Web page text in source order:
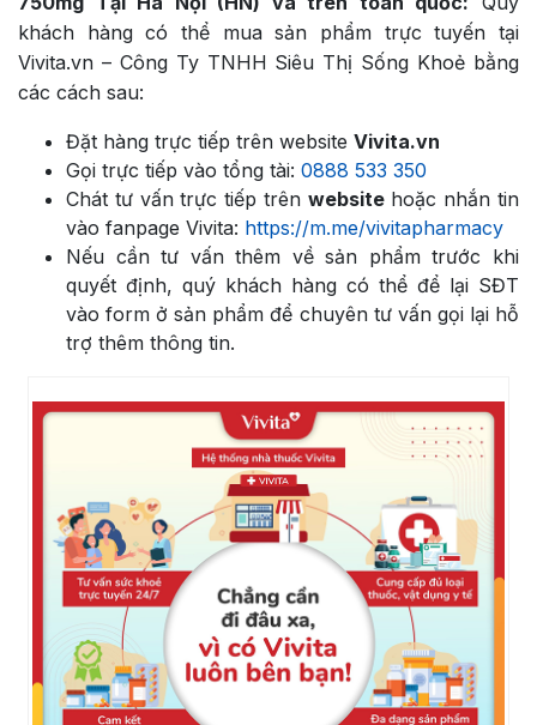
khách hàng có thể mua sản phẩm trực tuyến tại
Vivita.vn – Công Ty TNHH Siêu Thị Sống Khoẻ bằng
các cách sau:
Đặt hàng trực tiếp trên website Vivita.vn
Gọi trực tiếp vào tổng tài: 0888 533 350
Chát tư vấn trực tiếp trên websitehoặc nhắn tin
vào fanpage Vivita: https://m.me/vivitapharmacy
Nếu cần tư vấn thêm về sản phẩm trước khi
quyết định, quý khách hàng có thể để lại SĐT
vào form ở sản phẩm để chuyên tư vấn gọi lại hỗ
trợ thêm thông tin.